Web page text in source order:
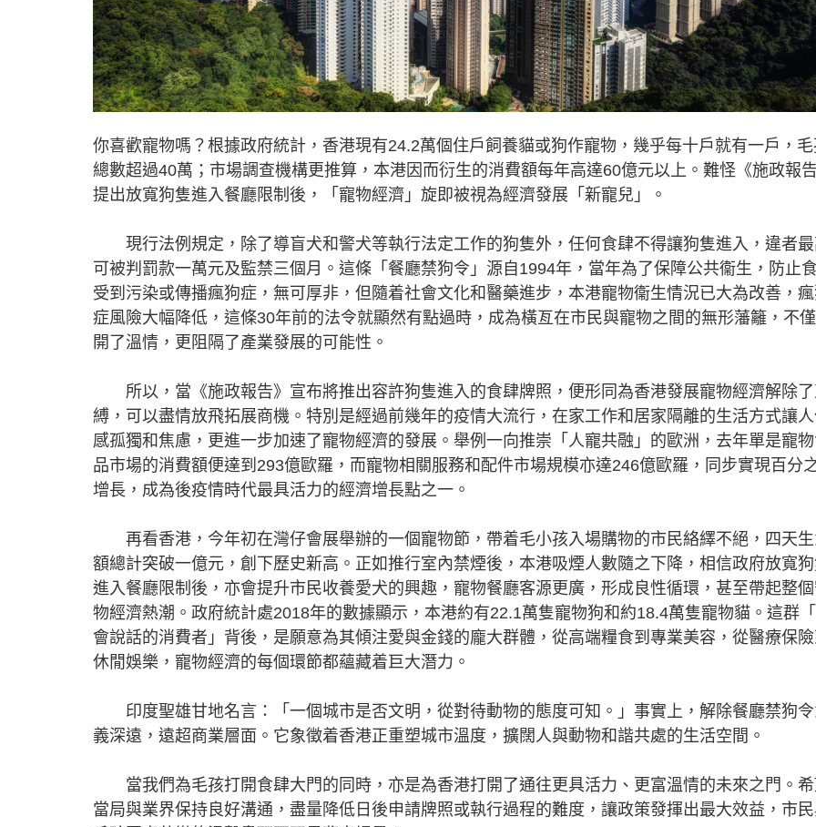
你喜歡寵物嗎？根據政府統計，香港現有24.2萬個住戶飼養貓或狗作寵物，幾乎每十戶就有一戶，
總數超過40萬；市場調查機構更推算，本港因而衍生的消費額每年高達60億元以上。難怪《施政報
提出放寬狗隻進入餐廳限制後，「寵物經濟」旋即被視為經濟發展「新寵兒」。
現行法例規定，除了導盲犬和警犬等執行法定工作的狗隻外，任何食肆不得讓狗隻進入，違者
可被判罰款一萬元及監禁三個月。這條「餐廳禁狗令」源自1994年，當年為了保障公共衞生，防止
受到污染或傳播瘋狗症，無可厚非，但隨着社會文化和醫藥進步，本港寵物衞生情況已大為改善，
症風險大幅降低，這條30年前的法令就顯然有點過時，成為橫亙在市民與寵物之間的無形藩籬，不
開了溫情，更阻隔了產業發展的可能性。
所以，當《施政報告》宣布將推出容許狗隻進入的食肆牌照，便形同為香港發展寵物經濟解除
縛，可以盡情放飛拓展商機。特別是經過前幾年的疫情大流行，在家工作和居家隔離的生活方式讓
感孤獨和焦慮，更進一步加速了寵物經濟的發展。舉例一向推崇「人寵共融」的歐洲，去年單是寵
品市場的消費額便達到293億歐羅，而寵物相關服務和配件市場規模亦達246億歐羅，同步實現百分
增長，成為後疫情時代最具活力的經濟增長點之一。
再看香港，今年初在灣仔會展舉辦的一個寵物節，帶着毛小孩入場購物的市民絡繹不絕，四天
額總計突破一億元，創下歷史新高。正如推行室內禁煙後，本港吸煙人數隨之下降，相信政府放寬
進入餐廳限制後，亦會提升市民收養愛犬的興趣，寵物餐廳客源更廣，形成良性循環，甚至帶起整
物經濟熱潮。政府統計處2018年的數據顯示，本港約有22.1萬隻寵物狗和約18.4萬隻寵物貓。這群
會說話的消費者」背後，是願意為其傾注愛與金錢的龐大群體，從高端糧食到專業美容，從醫療保
休閒娛樂，寵物經濟的每個環節都蘊藏着巨大潛力。
印度聖雄甘地名言：「一個城市是否文明，從對待動物的態度可知。」事實上，解除餐廳禁狗
義深遠，遠超商業層面。它象徵着香港正重塑城市溫度，擴闊人與動物和諧共處的生活空間。
當我們為毛孩打開食肆大門的同時，亦是為香港打開了通往更具活力、更富溫情的未來之門。
當局與業界保持良好溝通，盡量降低日後申請牌照或執行過程的難度，讓政策發揮出最大效益，市